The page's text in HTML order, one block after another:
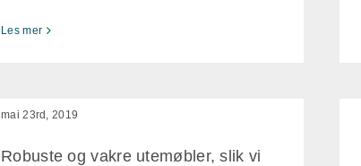
Les mer
mai 23rd, 2019
Robuste og vakre utemøbler, slik vi